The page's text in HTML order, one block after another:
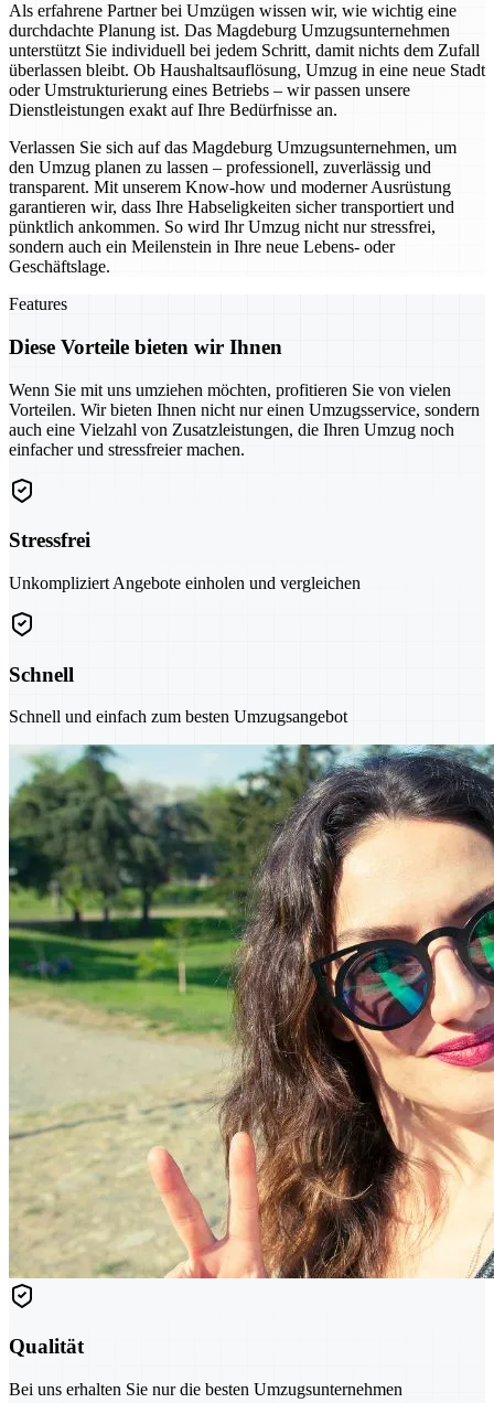
Als erfahrene Partner bei Umzügen wissen wir, wie wichtig eine
durchdachte Planung ist. Das Magdeburg Umzugsunternehmen
unterstützt Sie individuell bei jedem Schritt, damit nichts dem Zufall
überlassen bleibt. Ob Haushaltsauflösung, Umzug in eine neue Stadt
oder Umstrukturierung eines Betriebs – wir passen unsere
Dienstleistungen exakt auf Ihre Bedürfnisse an.
Verlassen Sie sich auf das Magdeburg Umzugsunternehmen, um
den Umzug planen zu lassen – professionell, zuverlässig und
transparent. Mit unserem Know-how und moderner Ausrüstung
garantieren wir, dass Ihre Habseligkeiten sicher transportiert und
pünktlich ankommen. So wird Ihr Umzug nicht nur stressfrei,
sondern auch ein Meilenstein in Ihre neue Lebens- oder
Geschäftslage.
Features
Diese Vorteile bieten wir Ihnen
Wenn Sie mit uns umziehen möchten, profitieren Sie von vielen
Vorteilen. Wir bieten Ihnen nicht nur einen Umzugsservice, sondern
auch eine Vielzahl von Zusatzleistungen, die Ihren Umzug noch
einfacher und stressfreier machen.
Stressfrei
Unkompliziert Angebote einholen und vergleichen
Schnell
Schnell und einfach zum besten Umzugsangebot
Qualität
Bei uns erhalten Sie nur die besten Umzugsunternehmen